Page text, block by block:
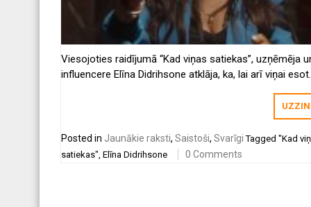
Viesojoties raidījumā “Kad viņas satiekas”, uzņēmēja
influencere Elīna Didrihsone atklāja, ka, lai arī viņai esot
Posted in Jaunākie raksti, Saistoši, Svarīgi Tagged "Kad
satiekas", Elīna Didrihsone 0 Comments